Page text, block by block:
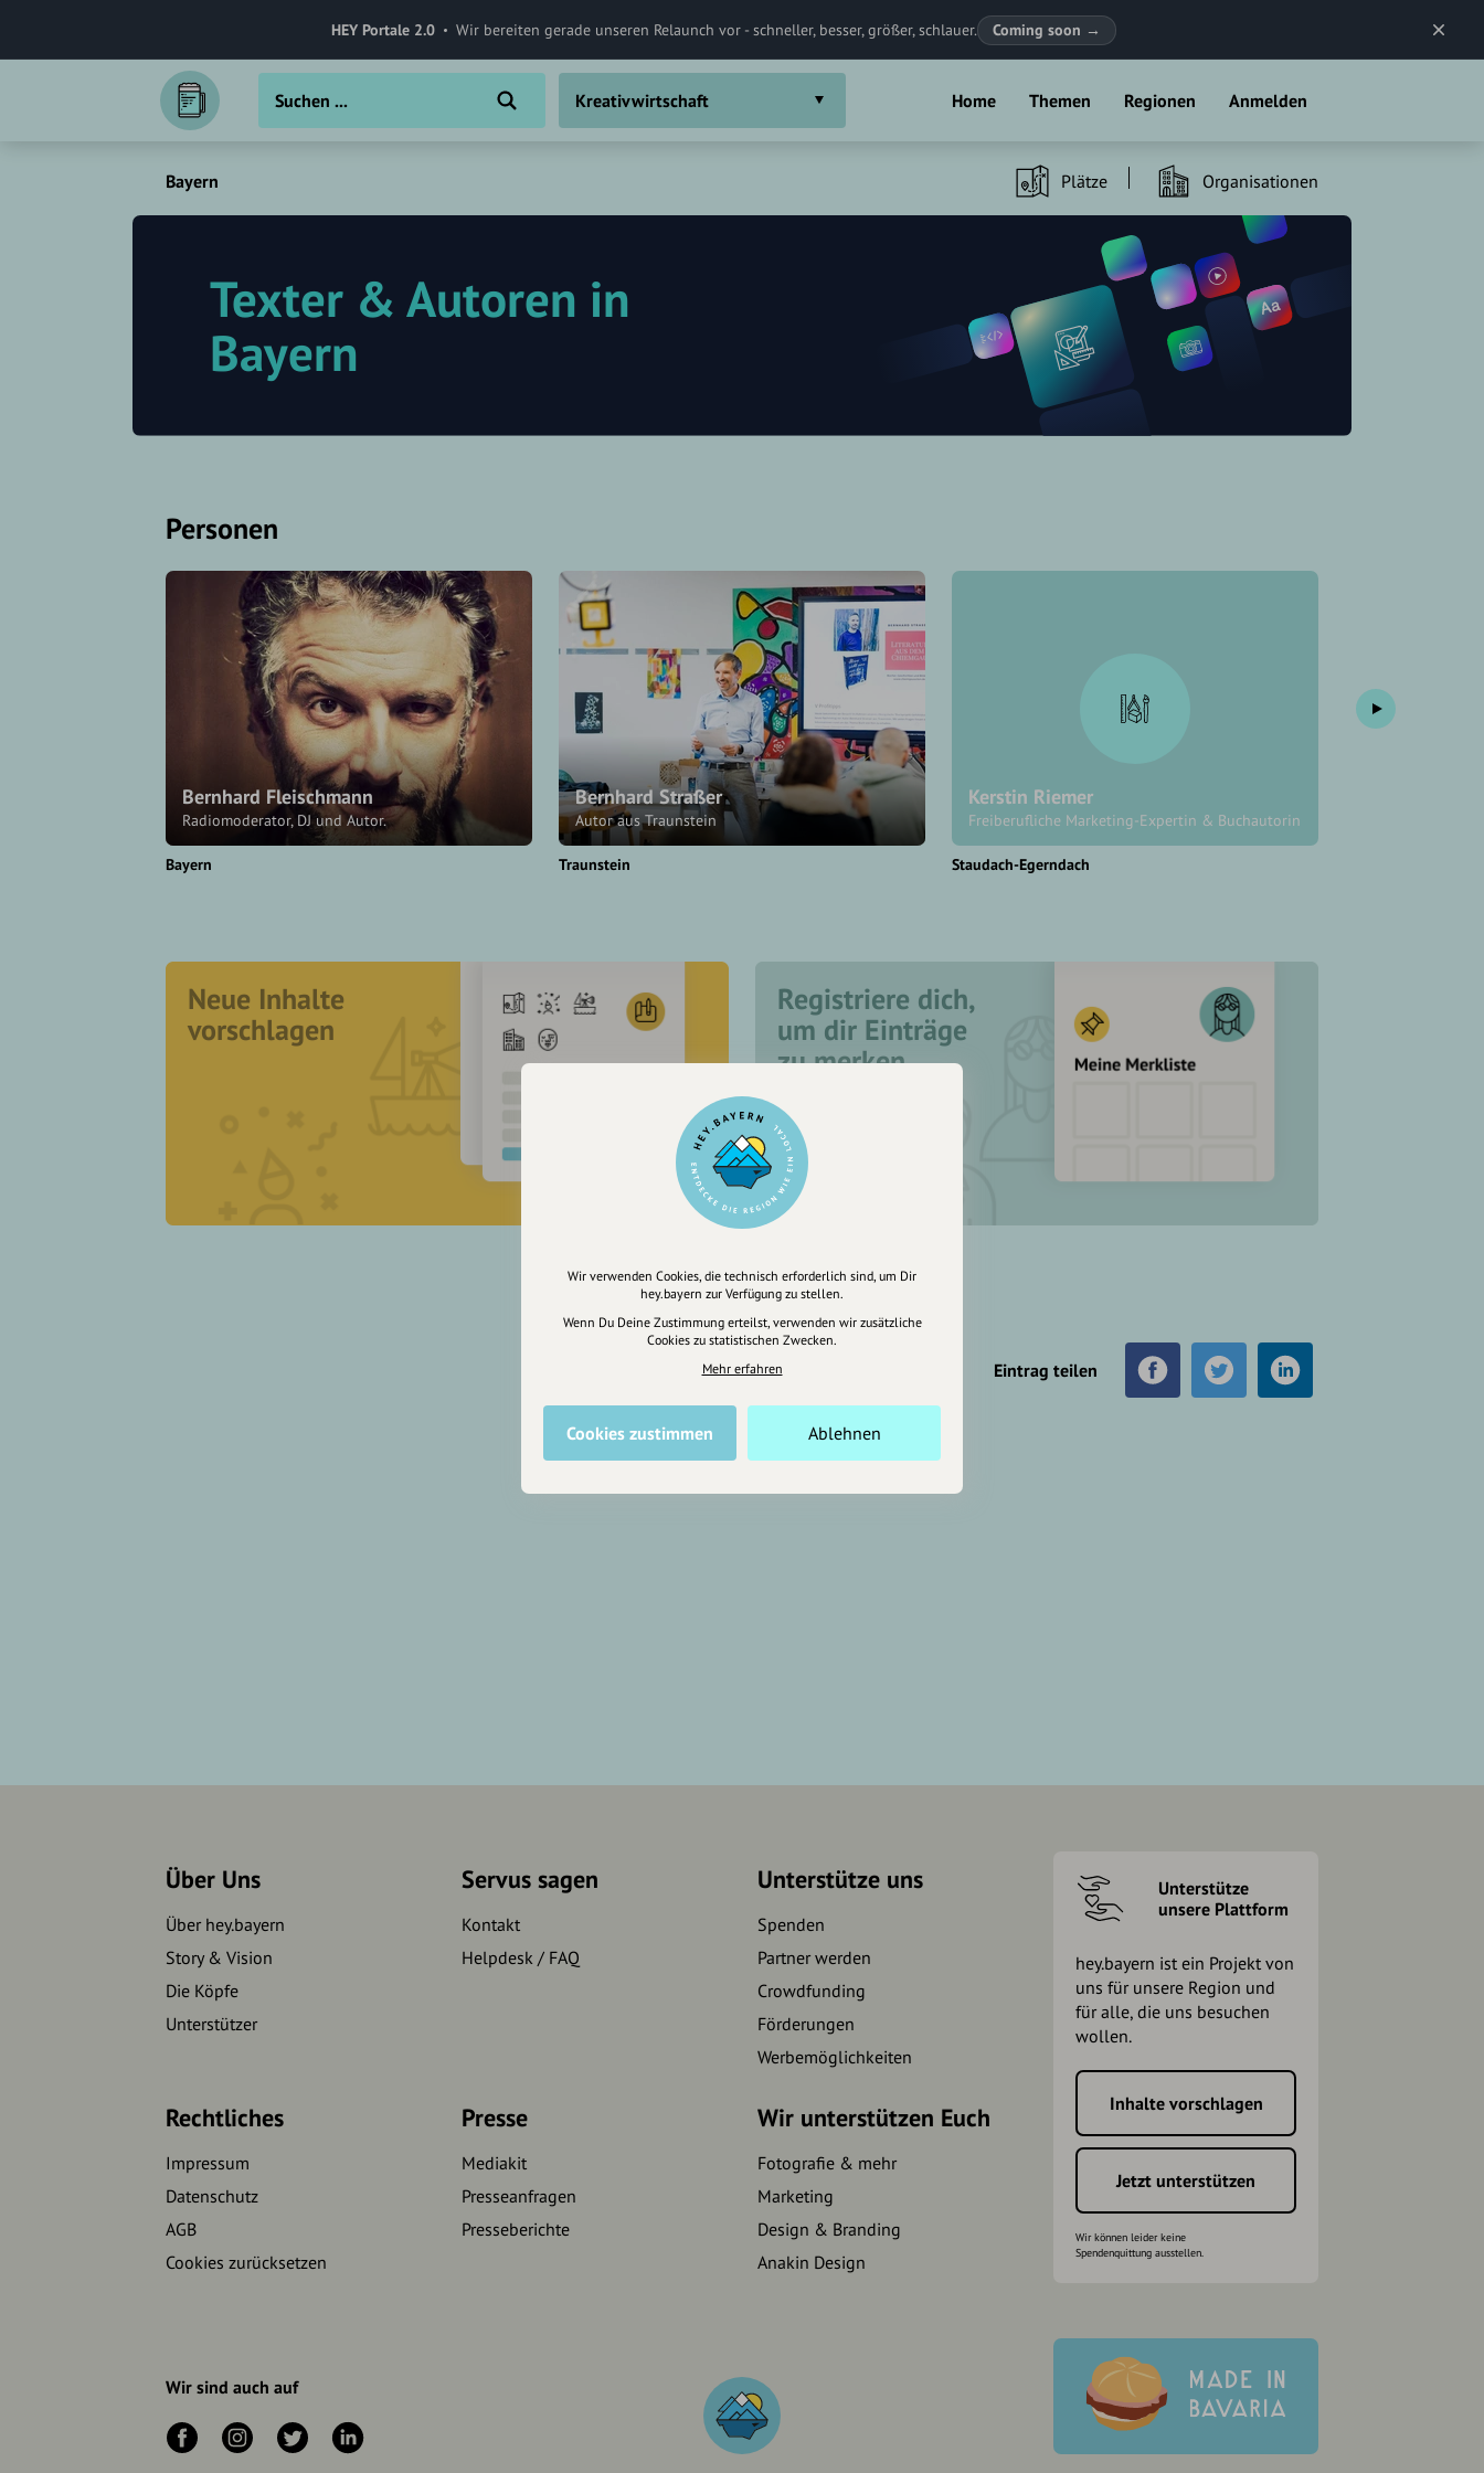
HEY Portale 2.0 Wir bereiten gerade unseren Relaunch vor - schneller, besser, größer, schlauer. Coming soon →
Home Themen Regionen Anmelden
Kreativwirtschaft
Bayern Plätze Organisationen
Texter & Autoren in
Bayern
Personen
Bernhard Fleischmann
Radiomoderator, DJ und Autor.
Bayern
Bernhard Straßer
Autor aus Traunstein
Traunstein
Kerstin Riemer
Freiberufliche Marketing-Expertin & Buchautorin
Staudach-Egerndach
Neue Inhalte
vorschlagen
Registriere dich,
um dir Einträge
zu merken
Eintrag teilen
Über Uns
Über hey.bayern
Story & Vision
Die Köpfe
Unterstützer
Servus sagen
Kontakt
Helpdesk / FAQ
Unterstütze uns
Spenden
Partner werden
Crowdfunding
Förderungen
Werbemöglichkeiten
Rechtliches
Impressum
Datenschutz
AGB
Cookies zurücksetzen
Presse
Mediakit
Presseanfragen
Presseberichte
Wir unterstützen Euch
Fotografie & mehr
Marketing
Design & Branding
Anakin Design
Unterstütze
unsere Plattform
hey.bayern ist ein Projekt von
uns für unsere Region und
für alle, die uns besuchen
wollen.
Inhalte vorschlagen
Jetzt unterstützen
Wir können leider keine
Spendenquittung ausstellen.
Wir sind auch auf
Wir verwenden Cookies, die technisch erforderlich sind, um Dir
hey.bayern zur Verfügung zu stellen.
Wenn Du Deine Zustimmung erteilst, verwenden wir zusätzliche
Cookies zu statistischen Zwecken.
Mehr erfahren
Cookies zustimmen Ablehnen